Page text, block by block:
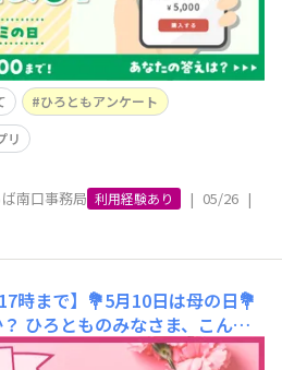
ひろともアンケート
リ
南口事務局 利用経験あり | 05/26 |
時まで】💐5月10日は母の日💐
ひろとものみなさま、こんに
はどのように過ごされました